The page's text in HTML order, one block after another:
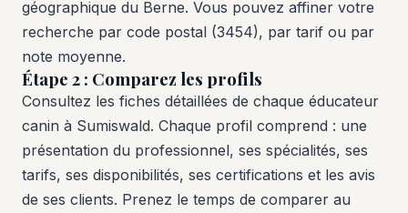
géographique du Berne. Vous pouvez affiner votre
recherche par code postal (3454), par tarif ou par
note moyenne.
Étape 2 : Comparez les profils
Consultez les fiches détaillées de chaque éducateur
canin à Sumiswald. Chaque profil comprend : une
présentation du professionnel, ses spécialités, ses
tarifs, ses disponibilités, ses certifications et les avis
de ses clients. Prenez le temps de comparer au